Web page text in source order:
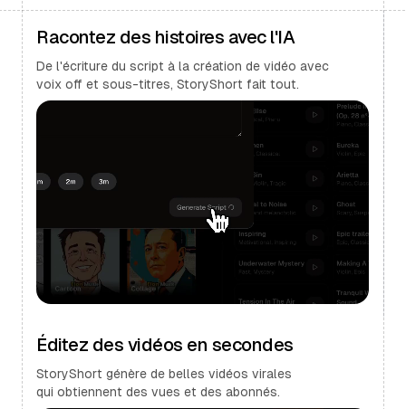
Racontez des histoires avec l'IA
De l'écriture du script à la création de vidéo avec
voix off et sous-titres, StoryShort fait tout.
Éditez des vidéos en secondes
StoryShort génère de belles vidéos virales
qui obtiennent des vues et des abonnés.